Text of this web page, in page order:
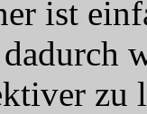
ist
zu